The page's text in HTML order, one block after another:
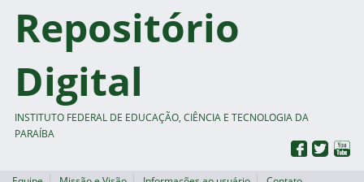
Repositório
Digital
INSTITUTO FEDERAL DE EDUCAÇÃO, CIÊNCIA E TECNOLOGIA DA
PARAÍBA